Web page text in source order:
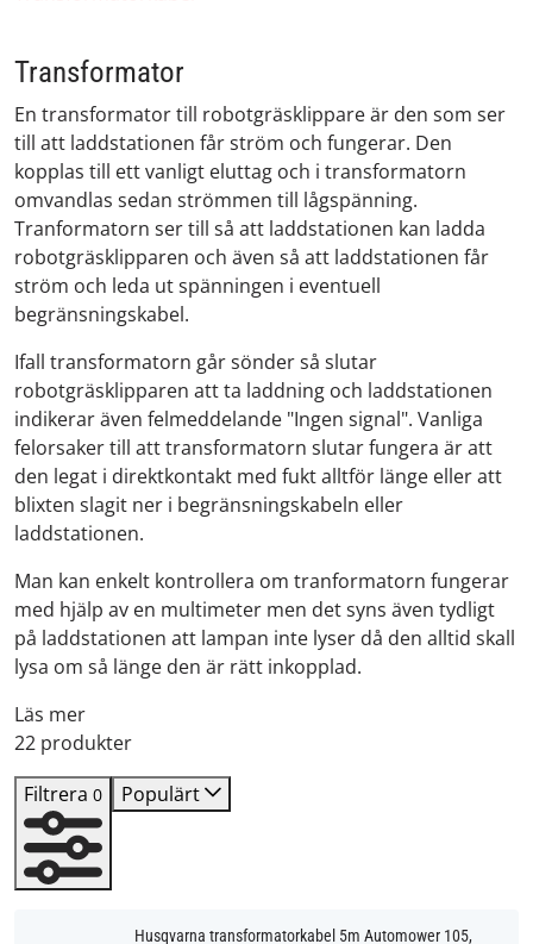
Transformator
En transformator till robotgräsklippare är den som ser
till att laddstationen får ström och fungerar. Den
kopplas till ett vanligt eluttag och i transformatorn
omvandlas sedan strömmen till lågspänning.
Tranformatorn ser till så att laddstationen kan ladda
robotgräsklipparen och även så att laddstationen får
ström och leda ut spänningen i eventuell
begränsningskabel.
Ifall transformatorn går sönder så slutar
robotgräsklipparen att ta laddning och laddstationen
indikerar även felmeddelande "Ingen signal". Vanliga
felorsaker till att transformatorn slutar fungera är att
den legat i direktkontakt med fukt alltför länge eller att
blixten slagit ner i begränsningskabeln eller
laddstationen.
Man kan enkelt kontrollera om tranformatorn fungerar
med hjälp av en multimeter men det syns även tydligt
på laddstationen att lampan inte lyser då den alltid skall
lysa om så länge den är rätt inkopplad.
Läs mer
22 produkter
Filtrera 0 Populärt
Husqvarna transformatorkabel 5m Automower 105,